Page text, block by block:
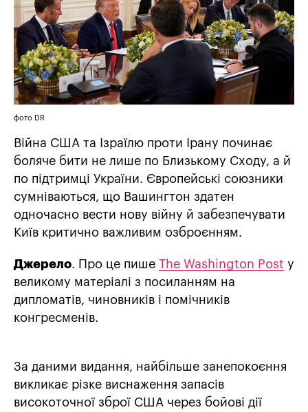
фото DR
Війна США та Ізраїлю проти Ірану починає
боляче бити не лише по Близькому Сходу, а й
по підтримці України. Європейські союзники
сумніваються, що Вашингтон здатен
одночасно вести нову війну й забезпечувати
Київ критично важливим озброєнням.
Джерело. Про це пише The Washington Post у
великому матеріалі з посиланням на
дипломатів, чиновників і помічників
конгресменів.
За даними видання, найбільше занепокоєння
викликає різке виснаження запасів
високоточної зброї США через бойові дії